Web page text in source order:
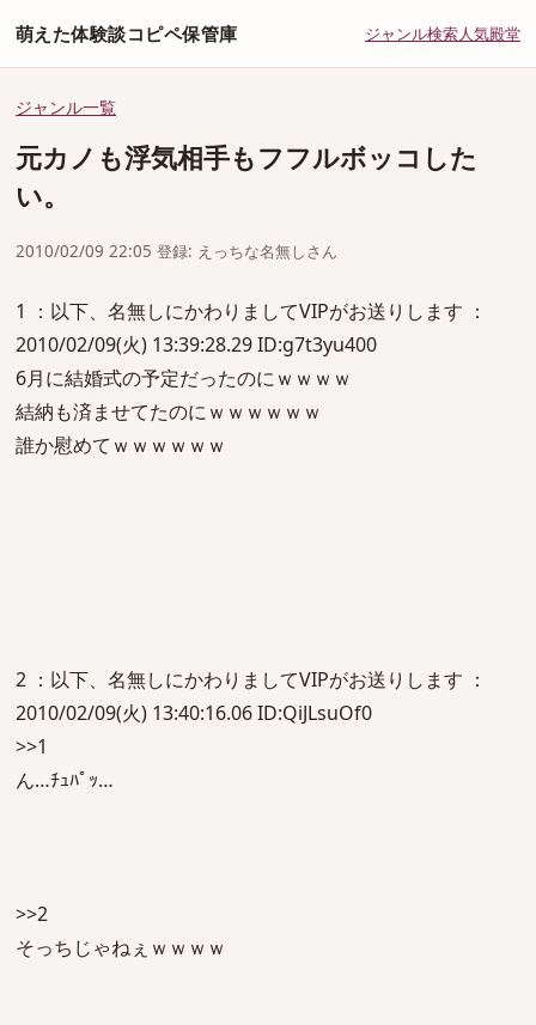
萌えた体験談コピペ保管庫 ジャンル検索人気殿堂
ジャンル一覧
元カノも浮気相手もフフルボッコした
い。
2010/02/09 22:05 登録: えっちな名無しさん
1 ：以下、名無しにかわりましてVIPがお送りします ：
2010/02/09(火) 13:39:28.29 ID:g7t3yu400
6月に結婚式の予定だったのにｗｗｗｗ
結納も済ませてたのにｗｗｗｗｗｗ
誰か慰めてｗｗｗｗｗｗ
2 ：以下、名無しにかわりましてVIPがお送りします ：
2010/02/09(火) 13:40:16.06 ID:QiJLsuOf0
>>1
ん…ﾁｭﾊﾟｯ…
>>2
そっちじゃねぇｗｗｗｗ